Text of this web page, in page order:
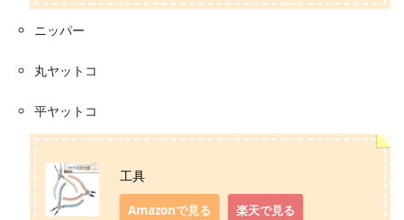
ニッパー
丸ヤットコ
平ヤットコ
工具
Amazonで見る 楽天で見る